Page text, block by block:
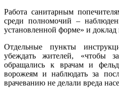
Работа санитарным
среди полномочий –
установленной форме» и доклад
Отдельные пункты
убеждать жителей,
обращались к врачам и
ворожеям и наблюдать за
врачеванию не делали вреда